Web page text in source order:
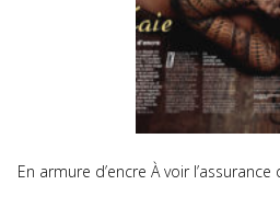
En armure d’encre À voir